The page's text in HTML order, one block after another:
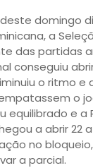
domingo
a
das partidas
conseguiu
o ritmo e
o
equilibrado e a
a abrir 22
no bloqueio,
a parcial.